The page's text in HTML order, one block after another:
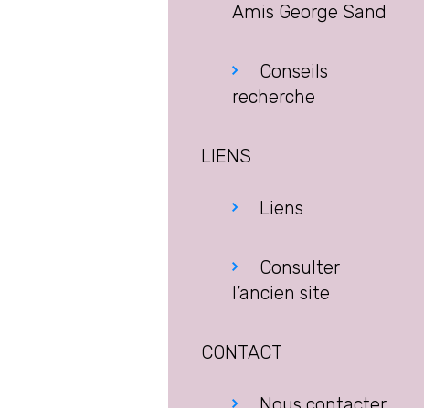
Amis George Sand
Conseils
recherche
LIENS
Liens
Consulter
l’ancien site
CONTACT